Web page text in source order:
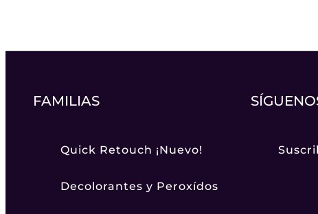
FAMILIAS
Quick Retouch ¡Nuevo!
Decolorantes y Peroxídos